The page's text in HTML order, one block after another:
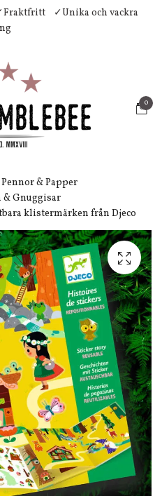
✓Unika och vackra
0
& Papper
Gnuggisar
klistermärken från Djeco